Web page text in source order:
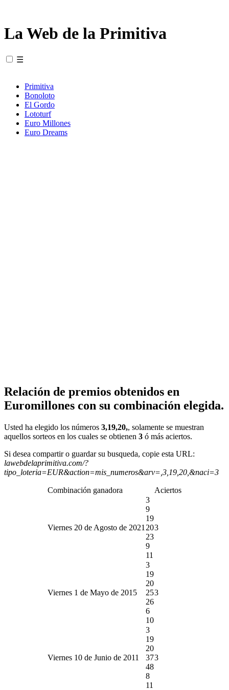
La Web de la Primitiva
☰
Primitiva
Bonoloto
El Gordo
Lototurf
Euro Millones
Euro Dreams
Relación de premios obtenidos en
Euromillones con su combinación elegida.
Usted ha elegido los números 3,19,20,, solamente se muestran
aquellos sorteos en los cuales se obtienen 3 ó más aciertos.
Si desea compartir o guardar su busqueda, copie esta URL:
lawebdelaprimitiva.com/?
tipo_loteria=EUR&action=mis_numeros&arv=,3,19,20,&naci=3
Combinación ganadora Aciertos
Viernes 20 de Agosto de 2021
3
9
19
20
23
9
11
3
Viernes 1 de Mayo de 2015
3
19
20
25
26
6
10
3
Viernes 10 de Junio de 2011
3
19
20
37
48
8
11
3